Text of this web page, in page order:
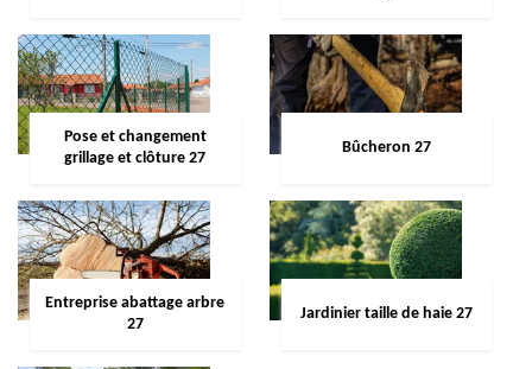
Pose et changement
grillage et clôture 27
Bûcheron 27
Entreprise abattage arbre
27
Jardinier taille de haie 27